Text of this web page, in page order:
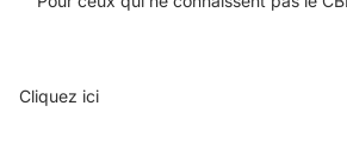
Cliquez ici